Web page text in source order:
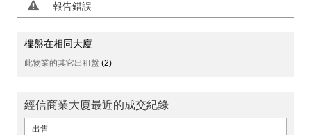
報告錯誤
樓盤在相同大廈
此物業的其它出租盤 (2)
經信商業大廈最近的成交紀錄
出售